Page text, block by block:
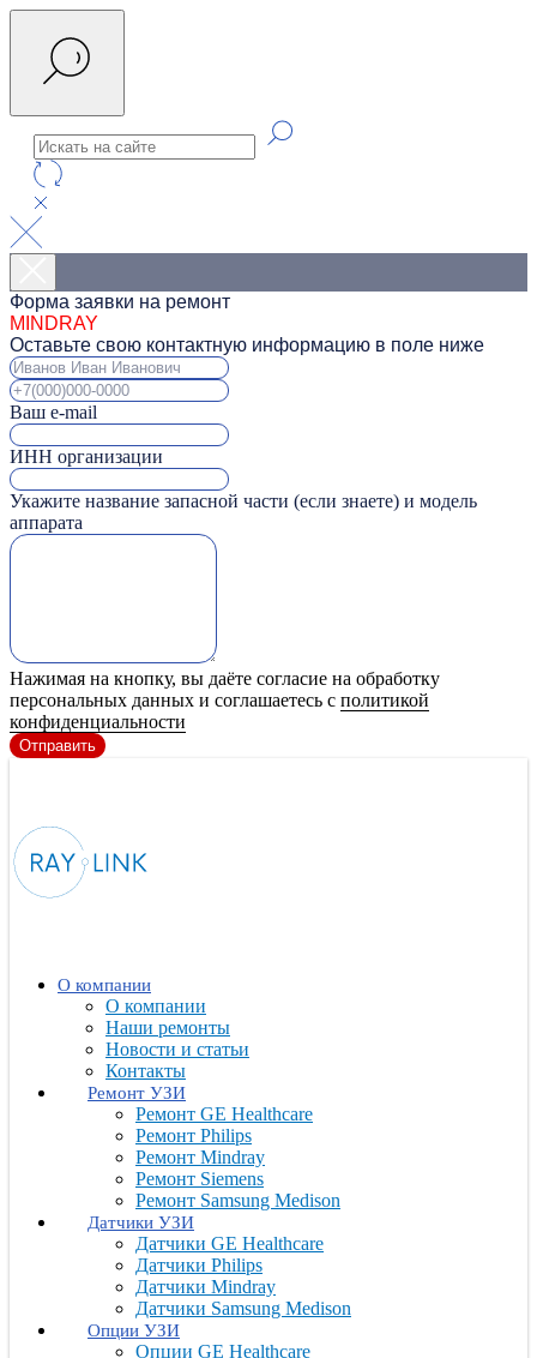
Форма заявки на ремонт
MINDRAY
Оставьте свою контактную информацию в поле ниже
Ваш e-mail
ИНН организации
Укажите название запасной части (если знаете) и модель
аппарата
Нажимая на кнопку, вы даёте согласие на обработку
персональных данных и соглашаетесь с политикой
конфиденциальности
Отправить
О компании
О компании
Наши ремонты
Новости и статьи
Контакты
Ремонт УЗИ
Ремонт GE Healthcare
Ремонт Philips
Ремонт Mindray
Ремонт Siemens
Ремонт Samsung Medison
Датчики УЗИ
Датчики GE Healthcare
Датчики Philips
Датчики Mindray
Датчики Samsung Medison
Опции УЗИ
Опции GE Healthcare